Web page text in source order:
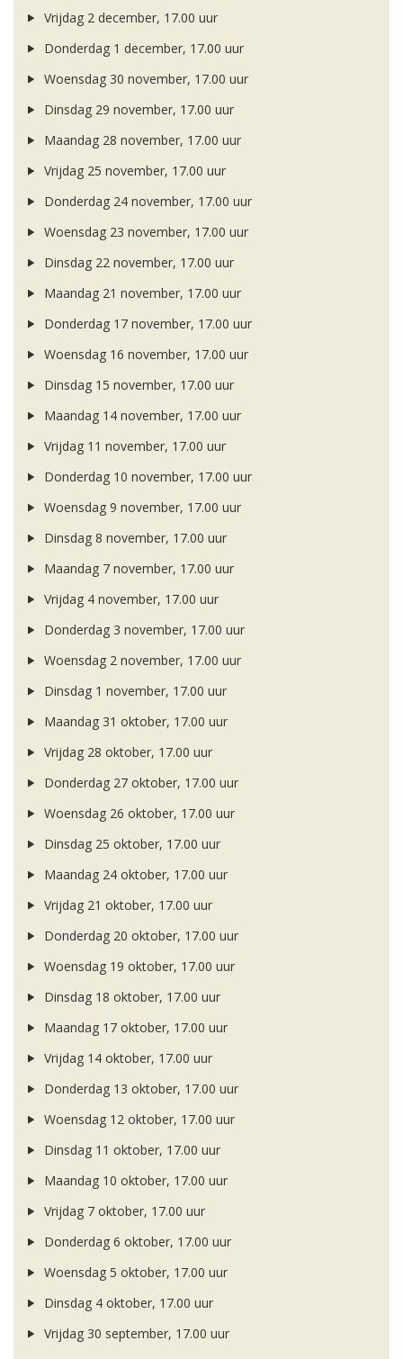
Vrijdag 2 december, 17.00 uur
Donderdag 1 december, 17.00 uur
Woensdag 30 november, 17.00 uur
Dinsdag 29 november, 17.00 uur
Maandag 28 november, 17.00 uur
Vrijdag 25 november, 17.00 uur
Donderdag 24 november, 17.00 uur
Woensdag 23 november, 17.00 uur
Dinsdag 22 november, 17.00 uur
Maandag 21 november, 17.00 uur
Donderdag 17 november, 17.00 uur
Woensdag 16 november, 17.00 uur
Dinsdag 15 november, 17.00 uur
Maandag 14 november, 17.00 uur
Vrijdag 11 november, 17.00 uur
Donderdag 10 november, 17.00 uur
Woensdag 9 november, 17.00 uur
Dinsdag 8 november, 17.00 uur
Maandag 7 november, 17.00 uur
Vrijdag 4 november, 17.00 uur
Donderdag 3 november, 17.00 uur
Woensdag 2 november, 17.00 uur
Dinsdag 1 november, 17.00 uur
Maandag 31 oktober, 17.00 uur
Vrijdag 28 oktober, 17.00 uur
Donderdag 27 oktober, 17.00 uur
Woensdag 26 oktober, 17.00 uur
Dinsdag 25 oktober, 17.00 uur
Maandag 24 oktober, 17.00 uur
Vrijdag 21 oktober, 17.00 uur
Donderdag 20 oktober, 17.00 uur
Woensdag 19 oktober, 17.00 uur
Dinsdag 18 oktober, 17.00 uur
Maandag 17 oktober, 17.00 uur
Vrijdag 14 oktober, 17.00 uur
Donderdag 13 oktober, 17.00 uur
Woensdag 12 oktober, 17.00 uur
Dinsdag 11 oktober, 17.00 uur
Maandag 10 oktober, 17.00 uur
Vrijdag 7 oktober, 17.00 uur
Donderdag 6 oktober, 17.00 uur
Woensdag 5 oktober, 17.00 uur
Dinsdag 4 oktober, 17.00 uur
Vrijdag 30 september, 17.00 uur